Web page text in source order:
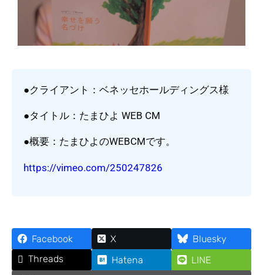
●クライアント：ベネッセホールディングス様
●タイトル：たまひよ WEB CM
●概要：たまひよのWEBCMです。
https://vimeo.com/250247826
Facebook X
Bluesky
Threads
Hatena
LINE